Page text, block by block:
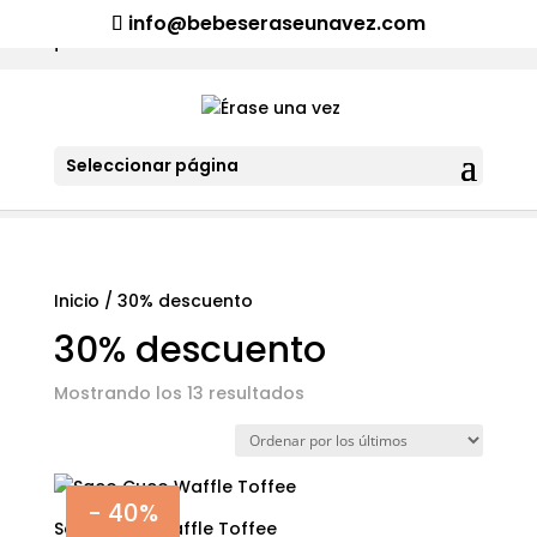
¡Aviso importante para tod@s! Si necesitan más información
info@bebeseraseunavez.com
Seleccionar página
Inicio / 30% descuento
30% descuento
Mostrando los 13 resultadosOrdenado
los
- 40%
Saco Cuco Waffle Toffee